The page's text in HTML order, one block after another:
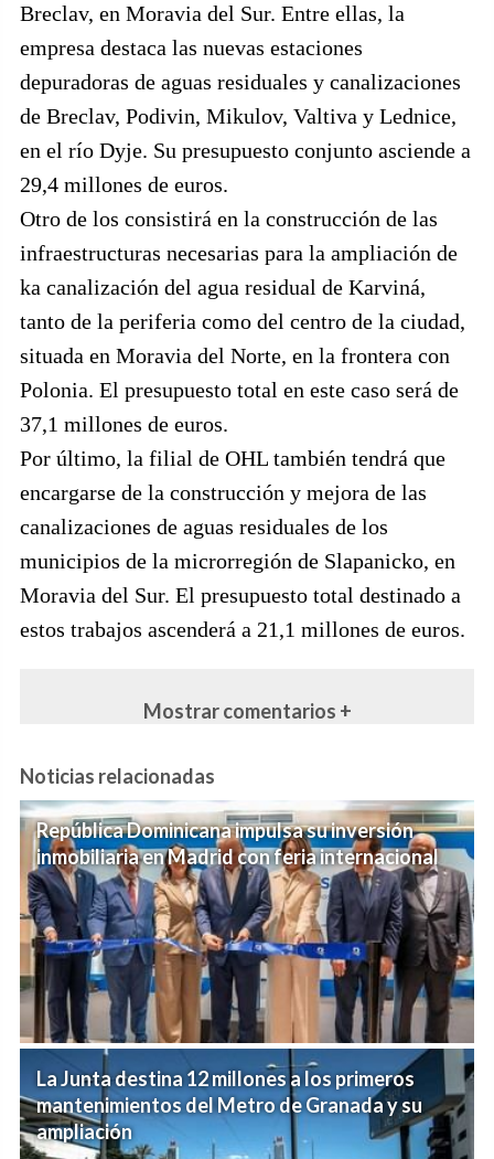
Breclav, en Moravia del Sur. Entre ellas, la
empresa destaca las nuevas estaciones
depuradoras de aguas residuales y canalizaciones
de Breclav, Podivin, Mikulov, Valtiva y Lednice,
en el río Dyje. Su presupuesto conjunto asciende a
29,4 millones de euros.
Otro de los consistirá en la construcción de las
infraestructuras necesarias para la ampliación de
ka canalización del agua residual de Karviná,
tanto de la periferia como del centro de la ciudad,
situada en Moravia del Norte, en la frontera con
Polonia. El presupuesto total en este caso será de
37,1 millones de euros.
Por último, la filial de OHL también tendrá que
encargarse de la construcción y mejora de las
canalizaciones de aguas residuales de los
municipios de la microrregión de Slapanicko, en
Moravia del Sur. El presupuesto total destinado a
estos trabajos ascenderá a 21,1 millones de euros.
Mostrar comentarios +
Noticias relacionadas
República Dominicana impulsa su inversión
inmobiliaria en Madrid con feria internacional
La Junta destina 12 millones a los primeros
mantenimientos del Metro de Granada y su
ampliación